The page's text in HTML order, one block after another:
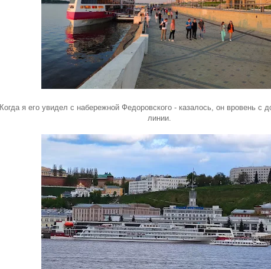
Когда я его увидел с набережной Федоровского - казалось, он вровень с
линии.